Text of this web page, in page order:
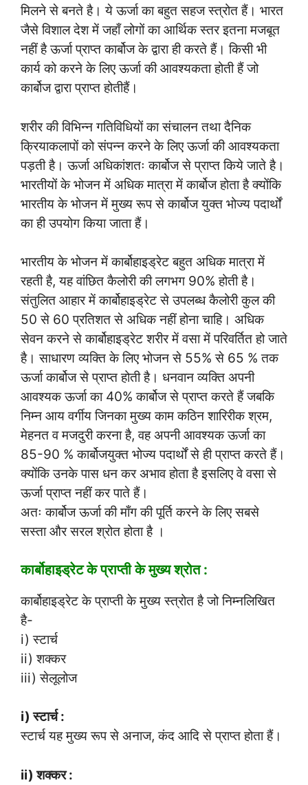
मिलने से बनते है। ये ऊर्जा का बहुत सहज स्त्रोत हैं। भारत
जैसे विशाल देश में जहाँ लोगों का आर्थिक स्तर इतना मजबूत
नहीं है ऊर्जा प्राप्त कार्बोज के द्वारा ही करते हैं। किसी भी
कार्य को करने के लिए ऊर्जा की आवश्यकता होती हैं जो
कार्बोज द्वारा प्राप्त होतीहैं।
शरीर की विभिन्न गतिविधियों का संचालन तथा दैनिक
क्रियाकलापों को संपन्न करने के लिए ऊर्जा की आवश्यकता
पड़ती है। ऊर्जा अधिकांशतः कार्बोज से प्राप्त किये जाते है।
भारतीयों के भोजन में अधिक मात्रा में कार्बोज होता है क्योंकि
भारतीय के भोजन में मुख्य रूप से कार्बोज युक्त भोज्य पदार्थों
का ही उपयोग किया जाता हैं।
भारतीय के भोजन में कार्बोहाइड्रेट बहुत अधिक मात्रा में
रहती है, यह वांछित कैलोरी की लगभग 90% होती है।
संतुलित आहार में कार्बोहाइड्रेट से उपलब्ध कैलोरी कुल की
50 से 60 प्रतिशत से अधिक नहीं होना चाहि। अधिक
सेवन करने से कार्बोहाइड्रेट शरीर में वसा में परिवर्तित हो जाते
है। साधारण व्यक्ति के लिए भोजन से 55% से 65 % तक
ऊर्जा कार्बोज से प्राप्त होती है। धनवान व्यक्ति अपनी
आवश्यक ऊर्जा का 40% कार्बोज से प्राप्त करते हैं जबकि
निम्न आय वर्गीय जिनका मुख्य काम कठिन शारिरीक श्रम,
मेहनत व मजदुरी करना है, वह अपनी आवश्यक ऊर्जा का
85-90 % कार्बोजयुक्त भोज्य पदार्थों से ही प्राप्त करते हैं।
क्योंकि उनके पास धन कर अभाव होता है इसलिए वे वसा से
ऊर्जा प्राप्त नहीं कर पाते हैं।
अतः कार्बोज ऊर्जा की माँग की पूर्ति करने के लिए सबसे
सस्ता और सरल श्रोत होता है ।
कार्बोहाइड्रेट के प्राप्ती के मुख्य श्रोत :
कार्बोहाइड्रेट के प्राप्ती के मुख्य स्त्रोत है जो निम्नलिखित
है-
i) स्टार्च
ii) शक्कर
iii) सेलूलोज
i) स्टार्च :
स्टार्च यह मुख्य रूप से अनाज, कंद आदि से प्राप्त होता हैं।
ii) शक्कर :